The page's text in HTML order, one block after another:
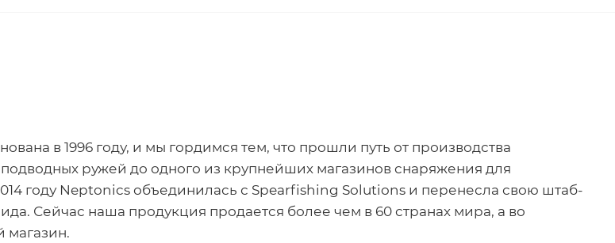
в 1996 году, и мы гордимся тем, что прошли путь от производства
ружей до одного из крупнейших магазинов снаряжения для
году Neptonics объединилась с Spearfishing Solutions и перенесла свою штаб-
Сейчас наша продукция продается более чем в 60 странах мира, а во
магазин.